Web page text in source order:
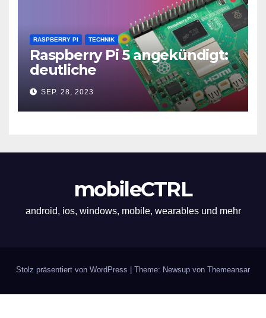
RASPBERRY PI TECHNIK
Raspberry Pi 5 angekündigt:
deutliche
Leistungssteigerung und bis
zu 2x 4K60
SEP. 28, 2023
mobileCTRL
android, ios, windows, mobile, wearables und mehr
Stolz präsentiert von WordPress Theme: Newsup von Themeansar